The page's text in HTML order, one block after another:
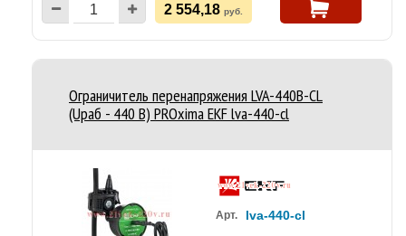
2 554,18 руб.
Ограничитель перенапряжения LVA-440B-CL
(Uраб - 440 В) PROxima EKF lva-440-cl
Арт. lva-440-cl